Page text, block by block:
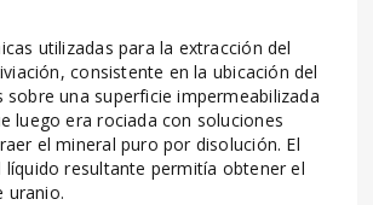
utilizadas para la extracción del
consistente en la ubicación del
sobre una superficie impermeabilizada
luego era rociada con soluciones
el mineral puro por disolución. El
resultante permitía obtener el
uranio.